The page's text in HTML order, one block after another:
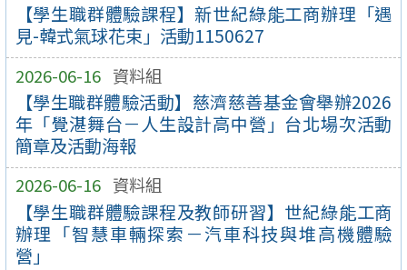
【學生職群體驗課程】新世紀綠能工商辦理「遇
見-韓式氣球花束」活動1150627
2026-06-16 資料組
【學生職群體驗活動】慈濟慈善基金會舉辦2026
年「覺湛舞台－人生設計高中營」台北場次活動
簡章及活動海報
2026-06-16 資料組
【學生職群體驗課程及教師研習】世紀綠能工商
辦理「智慧車輛探索－汽車科技與堆高機體驗
營」